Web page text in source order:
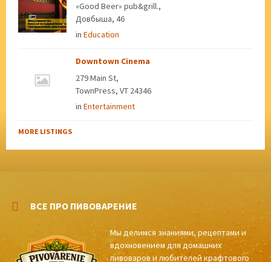
«Good Beer» pub&grill.,
Довбыша, 46
in Education
Downtown Cinema
279 Main St,
TownPress, VT 24346
in Entertainment
MORE LISTINGS
ВСЕ ПРО ПИВОВАРЕНИЕ
Мы делимся знаниями, рецептами и
вдохновением для домашних
пивоваров и любителей крафтового